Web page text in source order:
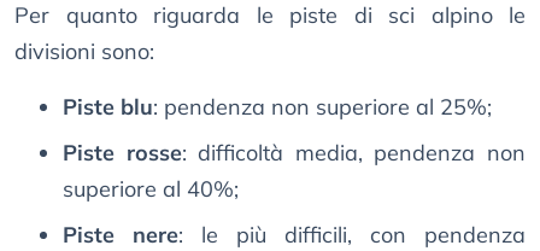
Per quanto riguarda le piste di sci alpino le
divisioni sono:
Piste blu: pendenza non superiore al 25%;
Piste rosse: difficoltà media, pendenza non
superiore al 40%;
Piste nere: le più difficili, con pendenza